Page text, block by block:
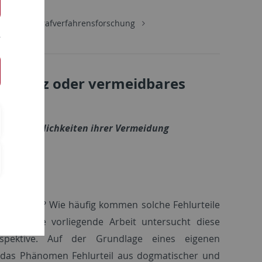
und Strafverfahrensforschung
oder vermeidbares
den Möglichkeiten ihrer Vermeidung
Wie häufig kommen solche Fehlurteile
Die vorliegende Arbeit untersucht diese
Auf der Grundlage eines eigenen
Phänomen Fehlurteil aus dogmatischer und